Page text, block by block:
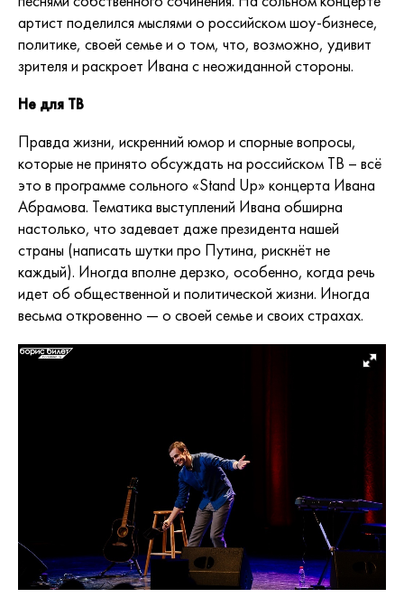
артист поделился мыслями о российском шоу-бизнесе,
политике, своей семье и о том, что, возможно, удивит
зрителя и раскроет Ивана с неожиданной стороны.
Не для ТВ
Правда жизни, искренний юмор и спорные вопросы,
которые не принято обсуждать на российском ТВ – всё
это в программе сольного «Stand Up» концерта Ивана
Абрамова. Тематика выступлений Ивана обширна
настолько, что задевает даже президента нашей
страны (написать шутки про Путина, рискнёт не
каждый). Иногда вполне дерзко, особенно, когда речь
идет об общественной и политической жизни. Иногда
весьма откровенно — о своей семье и своих страхах.